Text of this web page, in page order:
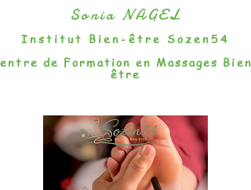
Sonia NAGEL
Institut Bien-être Sozen54
de Formation en Massages Bien-
être